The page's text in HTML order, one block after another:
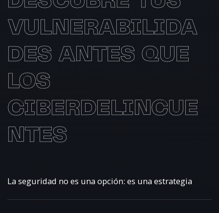
VULNERABILIDA
DES ANTES QUE
LOS
CIBERDELINCUE
NTES
La seguridad no es una opción: es una estrategia